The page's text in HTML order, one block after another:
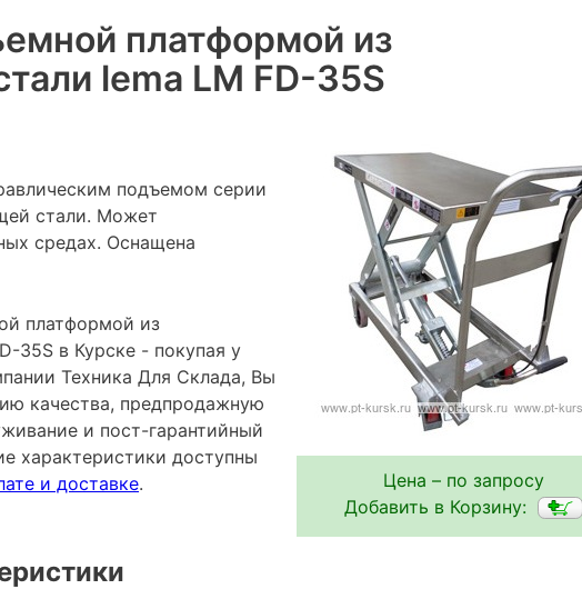
платформой из
lema LM FD-35S
Цена – по запросу
Добавить в Корзину:
подъемом серии
стали. Может
средах. Оснащена
платформой из
35S в Курске - покупая у
Техника Для Склада, Вы
качества, предпродажную
и пост-гарантийный
характеристики доступны
и доставке.